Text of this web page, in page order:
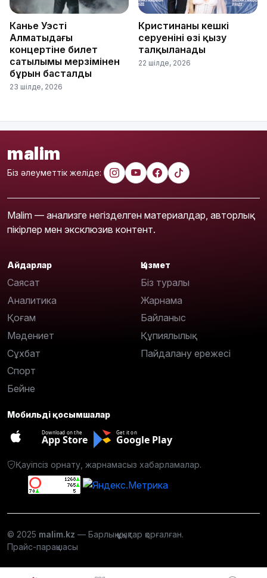
Канье Уэстің
Алматыдағы
концертіне билет
сатылымы мерзімінен
бұрын басталды
23 шілде, 2026
Кристинаның кешкі
серуенінің өзі қызу
талқыланады
22 шілде, 2026
malim
Біз әлеуметтік желіде:
Malim — анализге негізделген материалдар, авторлық
пікірлер мен эксклюзив контент.
Айдарлар
Саясат
Аналитика
Қоғам
Мәдениет
Сұхбат
Спорт
Бейне
Қызмет
Біз туралы
Жарнама
Байланыс
Құпиялылық
Пайдалану ережесі
Мобильді қосымшалар
Download on the
App Store
Get it on
Google Play
Қауіпсіз орнату, жарнамасыз хабарламалар.
© 2025 malim.kz — Барлық құқықтар қорғалған.
Прайс-парақшасы